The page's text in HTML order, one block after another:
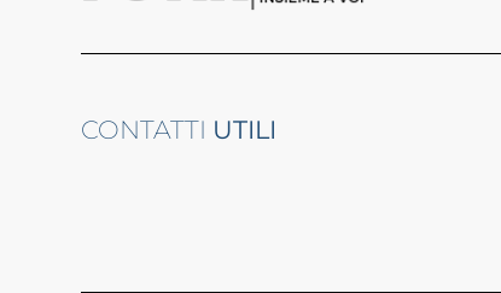
CONTATTI UTILI